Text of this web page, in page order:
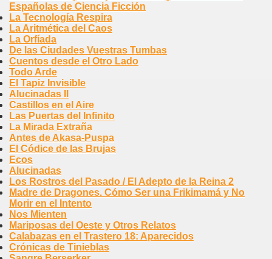
Españolas de Ciencia Ficción
La Tecnología Respira
La Aritmética del Caos
La Orfíada
De las Ciudades Vuestras Tumbas
Cuentos desde el Otro Lado
Todo Arde
El Tapiz Invisible
Alucinadas II
Castillos en el Aire
Las Puertas del Infinito
La Mirada Extraña
Antes de Akasa-Puspa
El Códice de las Brujas
Ecos
Alucinadas
Los Rostros del Pasado / El Adepto de la Reina 2
Madre de Dragones. Cómo Ser una Frikimamá y No
Morir en el Intento
Nos Mienten
Mariposas del Oeste y Otros Relatos
Calabazas en el Trastero 18: Aparecidos
Crónicas de Tinieblas